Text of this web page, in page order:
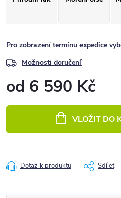
Pro zobrazení termínu expedice
Možnosti doručení
od 6 590 Kč
VLOŽIT DO
Dotaz k produktu Sdílet